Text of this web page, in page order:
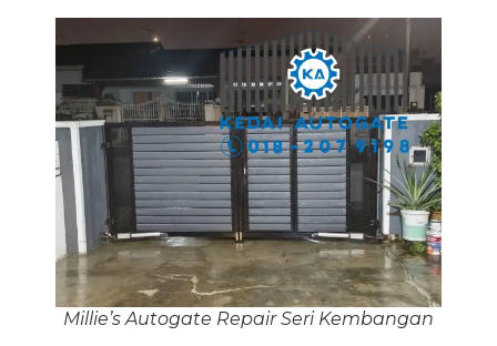
Millie’s Autogate Repair Seri Kembangan